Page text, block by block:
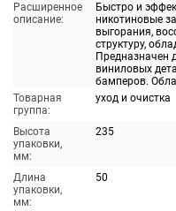
Расширенное
описание:
Быстро и
никотиновые
выгорания,
структуру,
Предназначен
виниловых
бамперов.
Товарная
группа:
уход и очистка
Высота
упаковки,
мм:
235
Длина
упаковки,
мм:
50